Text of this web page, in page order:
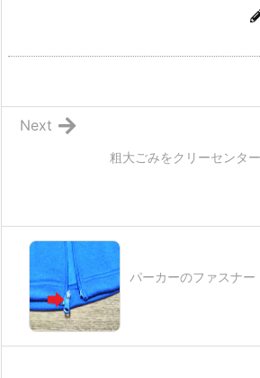
粗大ごみをクリーセンタ
Next
パーカーのファスナ